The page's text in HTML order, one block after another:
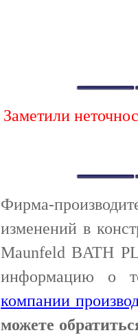
Заметили
Фирма-
изменений в
Maunfeld BATH
информацию о
компании
можете